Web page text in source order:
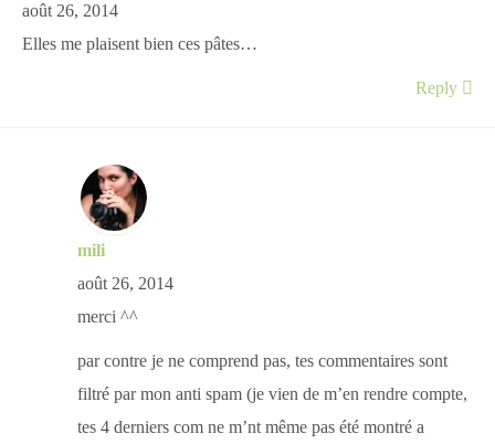
août 26, 2014
Elles me plaisent bien ces pâtes…
Reply
mili
août 26, 2014
merci ^^
par contre je ne comprend pas, tes commentaires sont
filtré par mon anti spam (je vien de m’en rendre compte,
tes 4 derniers com ne m’nt même pas été montré a